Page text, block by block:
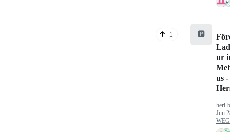
1 🅿️
ur
us -
heri-
Jun